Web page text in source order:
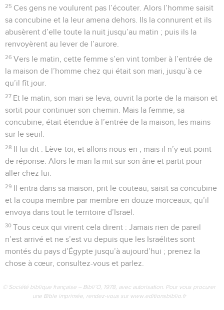
25 Ces gens ne voulurent pas l’écouter. Alors l’homme saisit
sa concubine et la leur amena dehors. Ils la connurent et ils
abusèrent d’elle toute la nuit jusqu’au matin ; puis ils la
renvoyèrent au lever de l’aurore.
26 Vers le matin, cette femme s’en vint tomber à l’entrée de
la maison de l’homme chez qui était son mari, jusqu’à ce
qu’il fît jour.
27 Et le matin, son mari se leva, ouvrit la porte de la maison et
sortit pour continuer son chemin. Mais la femme, sa
concubine, était étendue à l’entrée de la maison, les mains
sur le seuil.
28 Il lui dit : Lève-toi, et allons nous-en ; mais il n’y eut point
de réponse. Alors le mari la mit sur son âne et partit pour
aller chez lui.
29 Il entra dans sa maison, prit le couteau, saisit sa concubine
et la coupa membre par membre en douze morceaux, qu’il
envoya dans tout le territoire d’Israël.
30 Tous ceux qui virent cela dirent : Jamais rien de pareil
n’est arrivé et ne s’est vu depuis que les Israélites sont
montés du pays d’Égypte jusqu’à aujourd’hui ; prenez la
chose à cœur, consultez-vous et parlez.
© Société biblique française – Bibli’O, 1978, avec autorisation. Pour vous procurer
une Bible imprimée, rendez-vous sur www.editionsbiblio.fr